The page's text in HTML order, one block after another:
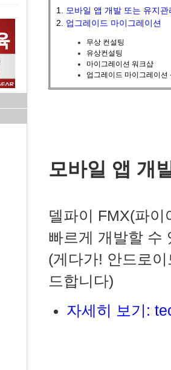
1.
모바일 앱 개발 또는 유지관
2. 업그레이드 마이그레이션
무상 컨설팅
유상컨설팅
마이그레이션 워크샵
업그레이드 마이그레이션
모바일 앱 개
델파이 FMX(파
빠르게 개발할 수
(게다가! 안드로
드합니다)
자세히 보기: